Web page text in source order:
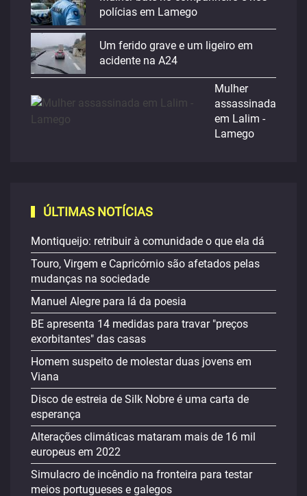
polícias em Lamego
Um ferido grave e um ligeiro em
acidente na A24
Mulher
assassinada
em Lalim -
Lamego
ÚLTIMAS NOTÍCIAS
Montiqueijo: retribuir à comunidade o que ela dá
Touro, Virgem e Capricórnio são afetados pelas
mudanças na sociedade
Manuel Alegre para lá da poesia
BE apresenta 14 medidas para travar "preços
exorbitantes" das casas
Homem suspeito de molestar duas jovens em
Viana
Disco de estreia de Silk Nobre é uma carta de
esperança
Alterações climáticas mataram mais de 16 mil
europeus em 2022
Simulacro de incêndio na fronteira para testar
meios portugueses e galegos